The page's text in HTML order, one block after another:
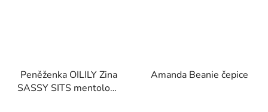
Peněženka OILILY Zina
SASSY SITS mentolová
Amanda Beanie čepice